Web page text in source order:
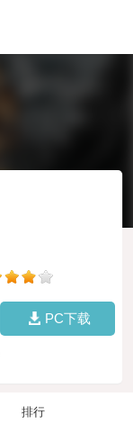
PC下载
排行